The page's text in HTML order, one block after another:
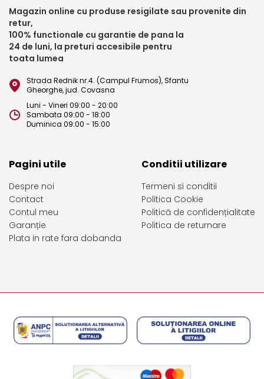
Magazin online cu produse resigilate sau provenite din
retur,
100% functionale cu garantie de pana la
24 de luni, la preturi accesibile pentru
toata lumea
Strada Rednik nr.4. (Campul Frumos), Sfantu
Gheorghe, jud. Covasna
Luni - Vineri 09:00 - 20:00
Sambata 09:00 - 18:00
Duminica 09:00 - 15:00
Pagini utile
Despre noi
Contact
Contul meu
Garanție
Plata in rate fara dobanda
Conditii utilizare
Termeni si conditii
Politica Cookie
Politică de confidențialitate
Politica de returnare